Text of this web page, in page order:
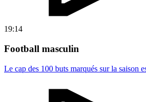
19:14
Football masculin
Le cap des 100 buts marqués sur la saison